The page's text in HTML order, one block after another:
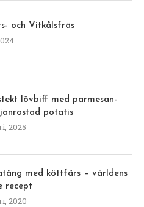
och Vitkålsfräs
lövbiff med parmesan-
potatis
2025
med köttfärs – världens
recept
2020